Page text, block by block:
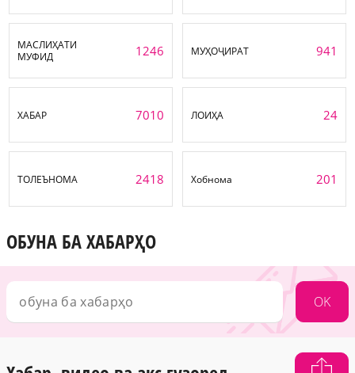
МАСЛИҲАТИ
МУФИД
1246 МУҲОҶИРАТ 941
ХАБАР 7010 ЛОИҲА 24
ТОЛЕЪНОМА 2418 Хобнома 201
ОБУНА БА ХАБАРҲО
OK